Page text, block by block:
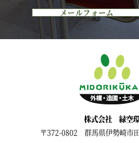
メールフォーム
株式会社 緑空
〒372-0802 群馬県伊勢崎市